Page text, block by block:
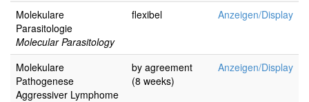
Molekulare
Parasitologie
Molecular Parasitology
flexibel Anzeigen/Display
Molekulare
Pathogenese
Aggressiver Lymphome
by agreement
(8 weeks)
Anzeigen/Display